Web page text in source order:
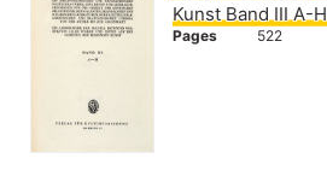
Kunst Band III A-H
Pages 522